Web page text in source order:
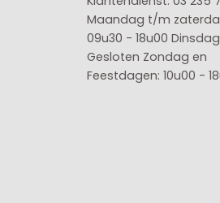
Maandag t/m
09u30 - 18u00
Gesloten Zondag en
Feestdagen: 10u00 -